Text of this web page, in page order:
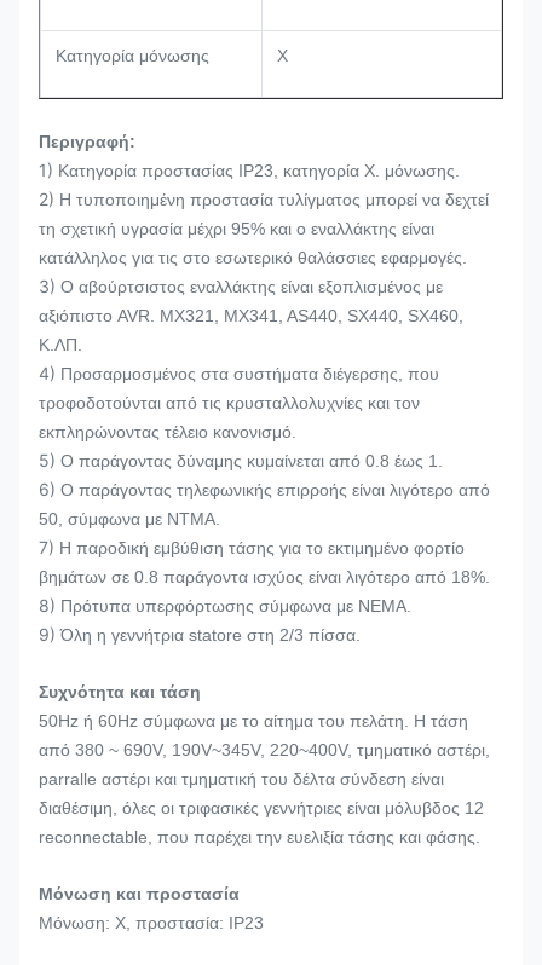
Κατηγορία μόνωσης Χ
Περιγραφή:
1) Κατηγορία προστασίας IP23, κατηγορία Χ. μόνωσης.
2) Η τυποποιημένη προστασία τυλίγματος μπορεί να δεχτεί
τη σχετική υγρασία μέχρι 95% και ο εναλλάκτης είναι
κατάλληλος για τις στο εσωτερικό θαλάσσιες εφαρμογές.
3) Ο αβούρτσιστος εναλλάκτης είναι εξοπλισμένος με
αξιόπιστο AVR. MX321, MX341, AS440, SX440, SX460,
Κ.ΛΠ.
4) Προσαρμοσμένος στα συστήματα διέγερσης, που
τροφοδοτούνται από τις κρυσταλλολυχνίες και τον
εκπληρώνοντας τέλειο κανονισμό.
5) Ο παράγοντας δύναμης κυμαίνεται από 0.8 έως 1.
6) Ο παράγοντας τηλεφωνικής επιρροής είναι λιγότερο από
50, σύμφωνα με NTMA.
7) Η παροδική εμβύθιση τάσης για το εκτιμημένο φορτίο
βημάτων σε 0.8 παράγοντα ισχύος είναι λιγότερο από 18%.
8) Πρότυπα υπερφόρτωσης σύμφωνα με NEMA.
9)Όλη η γεννήτρια statore στη 2/3 πίσσα.
Συχνότητα και τάση
50Hz ή 60Hz σύμφωνα με το αίτημα του πελάτη. Η τάση
από 380 ~ 690V, 190V~345V, 220~400V, τμηματικό αστέρι,
parralle αστέρι και τμηματική του δέλτα σύνδεση είναι
διαθέσιμη, όλες οι τριφασικές γεννήτριες είναι μόλυβδος 12
reconnectable, που παρέχει την ευελιξία τάσης και φάσης.
Μόνωση και προστασία
Μόνωση: Χ, προστασία: IP23